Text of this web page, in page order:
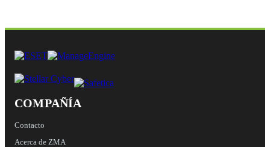
COMPAÑÍA
Contacto
Acerca de ZMA